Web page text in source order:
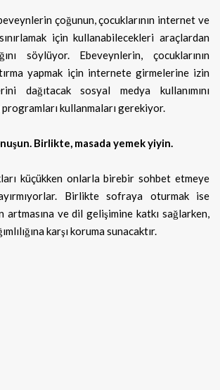
çoğunun, çocuklarının internet ve
için kullanabilecekleri araçlardan
söylüyor. Ebeveynlerin, çocuklarının
yapmak için internete girmelerine izin
dağıtacak sosyal medya kullanımını
kullanmaları gerekiyor.
Birlikte, masada yemek yiyin.
küçükken onlarla birebir sohbet etmeye
Birlikte sofraya oturmak ise
artmasına ve dil gelişimine katkı sağlarken,
karşı koruma sunacaktır.